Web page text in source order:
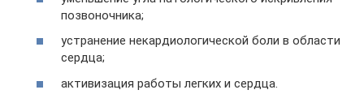
позвоночника;
устранение некардиологической боли в области
сердца;
активизация работы легких и сердца.